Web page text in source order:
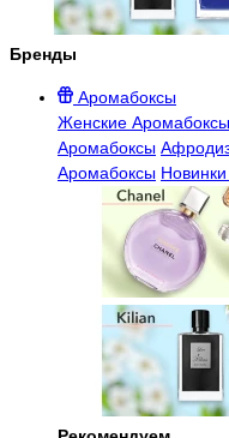
Бренды
Аромабоксы
Женские Аромабоксы
Аромабоксы
Аромабоксы